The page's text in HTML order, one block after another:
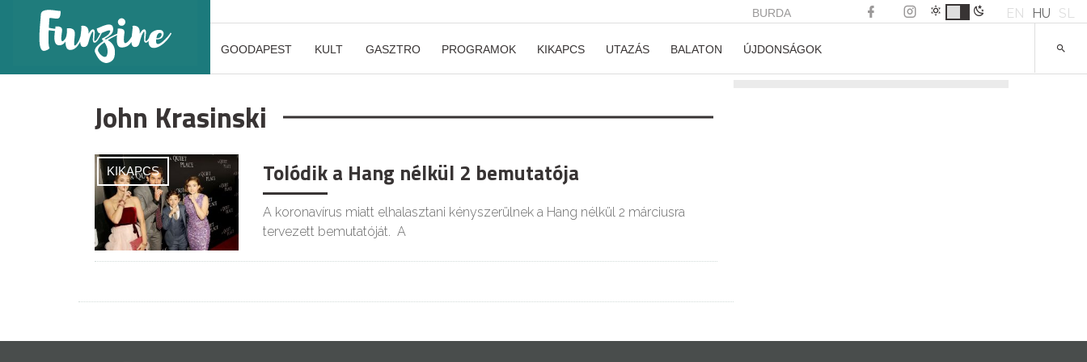
BURDA EN HU SL
GOODAPEST KULT GASZTRO PROGRAMOK KIKAPCS UTAZÁS BALATON ÚJDONSÁGOK
John Krasinski
KIKAPCS Tolódik a Hang nélkül 2 bemutatója
A koronavírus miatt elhalasztani kényszerülnek a Hang nélkül 2 márciusra
tervezett bemutatóját. A